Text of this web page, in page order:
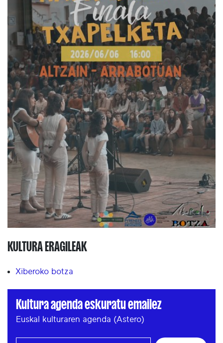
KULTURA ERAGILEAK
Xiberoko botza
Kultura agenda eskuratu emailez
Euskal kulturaren agenda (Astero)